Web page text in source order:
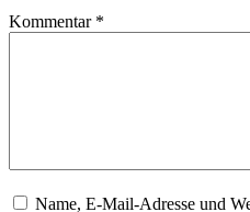
Kommentar *
Name, E-Mail-Adresse und